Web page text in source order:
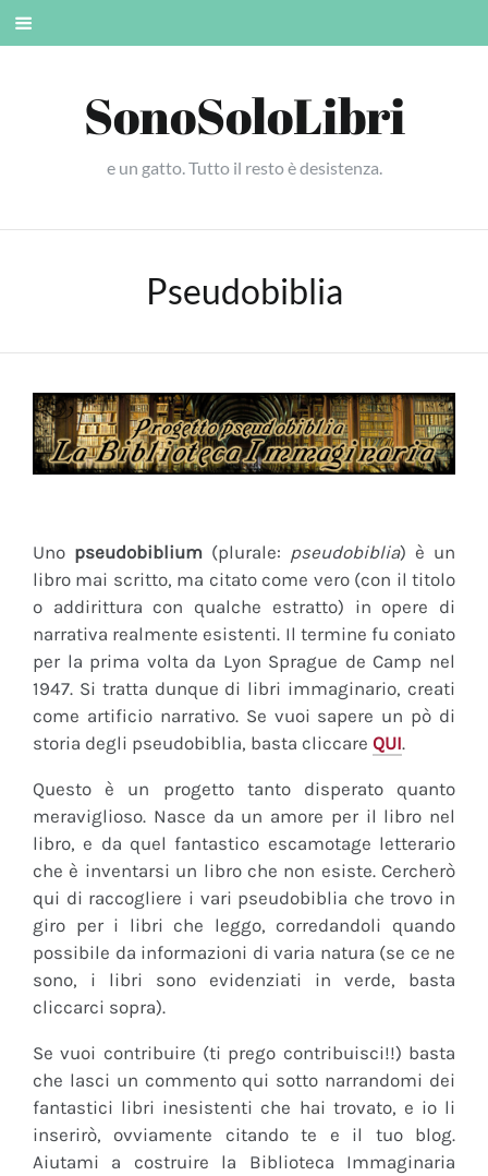
Skip
SonoSoloLibri
e un gatto. Tutto il resto è desistenza.
Pseudobiblia
Uno pseudobiblium (plurale: pseudobiblia) è un
libro mai scritto, ma citato come vero (con il titolo
o addirittura con qualche estratto) in opere di
narrativa realmente esistenti. Il termine fu coniato
per la prima volta da Lyon Sprague de Camp nel
1947. Si tratta dunque di libri immaginario, creati
come artificio narrativo. Se vuoi sapere un pò di
storia degli pseudobiblia, basta cliccare QUI.
Questo è un progetto tanto disperato quanto
meraviglioso. Nasce da un amore per il libro nel
libro, e da quel fantastico escamotage letterario
che è inventarsi un libro che non esiste. Cercherò
qui di raccogliere i vari pseudobiblia che trovo in
giro per i libri che leggo, corredandoli quando
possibile da informazioni di varia natura (se ce ne
sono, i libri sono evidenziati in verde, basta
cliccarci sopra).
Se vuoi contribuire (ti prego contribuisci!!) basta
che lasci un commento qui sotto narrandomi dei
fantastici libri inesistenti che hai trovato, e io li
inserirò, ovviamente citando te e il tuo blog.
Aiutami a costruire la Biblioteca Immaginaria